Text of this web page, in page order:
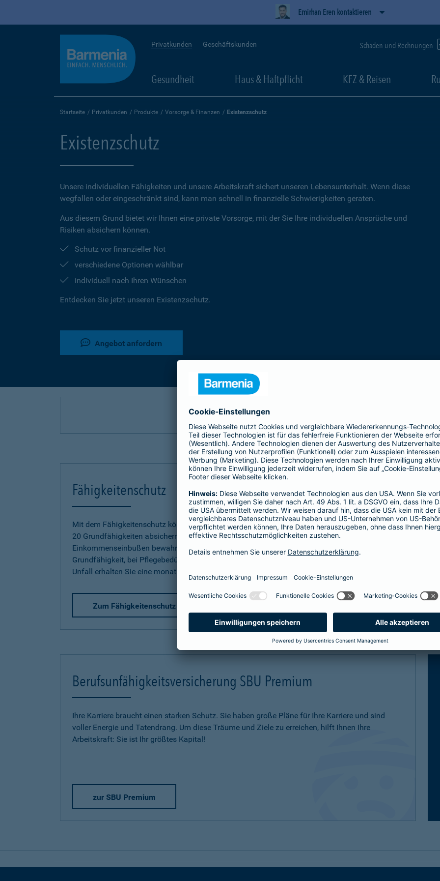
Emirhan Eren kontaktieren
Privatkunden Geschäftskunden Schäden und Rechnungen
Gesundheit Haus & Haftpflicht KFZ & Reisen
Startseite Privatkunden Produkte Vorsorge & Finanzen Existenzschutz
Existenzschutz
Unsere individuellen Fähigkeiten und unsere Arbeitskraft sichert unseren Lebensunterhalt. Wenn diese
wegfallen oder eingeschränkt sind, kann man schnell in finanzielle Schwierigkeiten geraten.
Aus diesem Grund bietet wir Ihnen eine private Vorsorge, mit der Sie Ihre individuellen Ansprüche und
Risiken absichern können.
Schutz vor finanzieller Not
verschiedene Optionen wählbar
individuell nach Ihren Wünschen
Entdecken Sie jetzt unseren Existenzschutz.
Angebot anfordern
Produkte der Gothaer Lebensversicherung
Fähigkeitenschutz
Mit dem Fähigkeitenschutz können Sie jetzt bis zu
20 Grundfähigkeiten absichern und sich so vor
Einkommenseinbußen bewahren. Bereits beim Verlust einer
Grundfähigkeit, bei Pflegebedürftigkeit oder bei einem schweren
Unfall erhalten Sie eine monatliche Rente.
Zum Fähigkeitenschutz
Fähigkeiten der Kinder
Berufsunfähigkeitsversicherung SBU Premium
Ihre Karriere braucht einen starken Schutz. Sie haben große Pläne für Ihre Karriere und sind
voller Energie und Tatendrang. Um diese Träume und Ziele zu erreichen, hilft Ihnen Ihre
Arbeitskraft: Sie ist Ihr größtes Kapital!
zur SBU Premium